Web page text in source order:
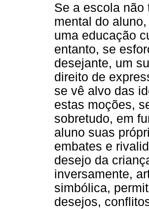
Se a escola não
mental do
uma educação
entanto, se
desejante, um
direito de
se vê alvo das
estas moções,
sobretudo, em
aluno suas
embates e
desejo da
inversamente,
simbólica,
desejos,